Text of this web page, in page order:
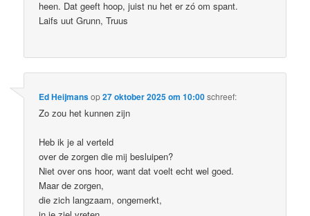
heen. Dat geeft hoop, juist nu het er zó om spant.
Laifs uut Grunn, Truus
Ed Heijmansop27 oktober 2025 om 10:00schreef:
Zo zou het kunnen zijn
Heb ik je al verteld
over de zorgen die mij besluipen?
Niet over ons hoor, want dat voelt echt wel goed.
Maar de zorgen,
die zich langzaam, ongemerkt,